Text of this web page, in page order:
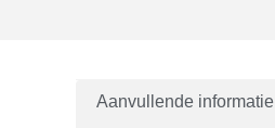
Aanvullende informatie